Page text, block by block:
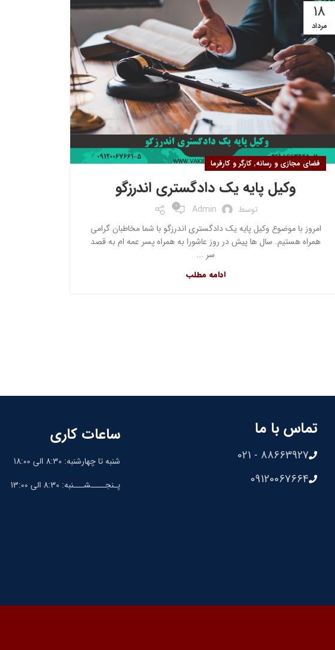
۱۸
مرداد
فضای مجازی و رسانه, کارگر و کارفرما
وکیل پایه یک دادگستری اندرزگو
توسط Admin
0
امروز با موضوع وکیل پایه یک دادگستری اندرزگو با شما مخاطبان گرامی
همراه هستیم. سال ها پیش در روز عاشورا به همراه پسر عمه ام به قصد
سر ...
ادامه مطلب
تماس با ما
88663927 - 021
09120067664
ساعات کاری
شنبه تا چهارشنبه: 8:30 الی 18:00
پـنجــــشـــنبه: 8:30 الی 13:00